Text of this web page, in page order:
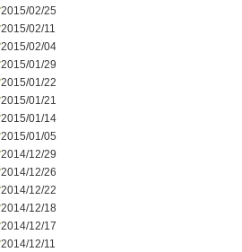
2015/02/25
2015/02/11
2015/02/04
2015/01/29
2015/01/22
2015/01/21
2015/01/14
2015/01/05
2014/12/29
2014/12/26
2014/12/22
2014/12/18
2014/12/17
2014/12/11